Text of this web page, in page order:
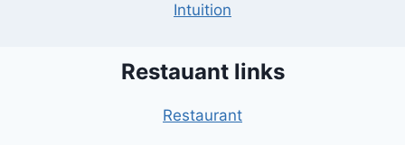
Intuition
Restauant links
Restaurant